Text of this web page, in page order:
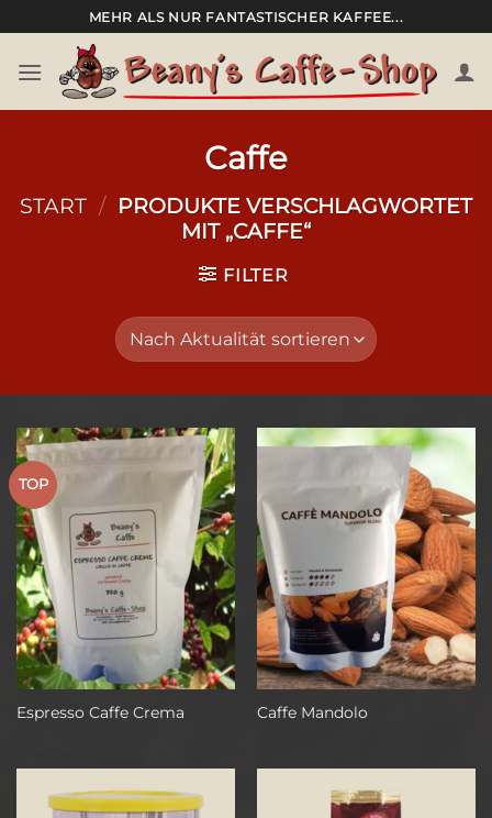
Inhalt
springen
MEHR ALS NUR FANTASTISCHER KAFFEE...
Caffe
START / PRODUKTE VERSCHLAGWORTET
MIT „CAFFE“
FILTER
TOP
Espresso Caffe Crema Caffe Mandolo